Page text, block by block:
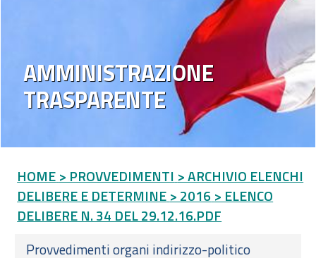
AMMINISTRAZIONE
TRASPARENTE
HOME > PROVVEDIMENTI > ARCHIVIO ELENCHI
DELIBERE E DETERMINE > 2016 > ELENCO
DELIBERE N. 34 DEL 29.12.16.PDF
Provvedimenti organi indirizzo-politico